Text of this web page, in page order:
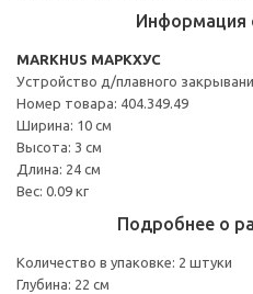
Информация
MARKHUS МАРКХУС
Устройство д/плавного
Номер товара: 404.349.49
Ширина: 10 см
Высота: 3 см
Длина: 24 см
Вес: 0.09 кг
Подробнее о
Количество в упаковке: 2 штуки
Глубина: 22 см